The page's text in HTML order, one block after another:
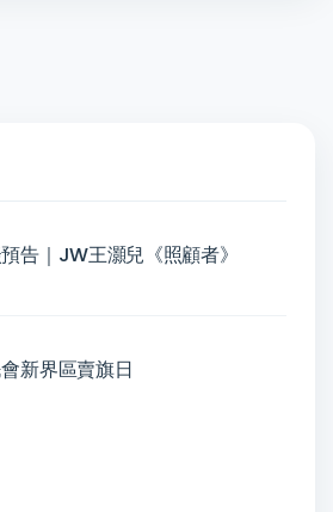
告｜JW王灝兒《照顧者》
新界區賣旗日